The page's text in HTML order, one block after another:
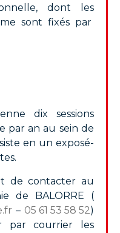
dont les
sont fixés par
dix sessions
par an au sein de
en un exposé-
de contacter au
de BALORRE (
– 05 61 53 58 52)
par courrier les